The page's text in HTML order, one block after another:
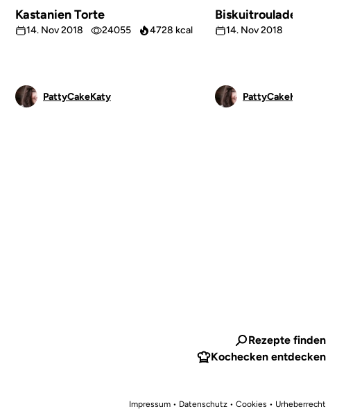
Kastanien Torte
14. Nov 2018 24055 4728 kcal
PattyCakeKaty
Biskuitroulade
14. Nov 2018
PattyCakeKaty
Rezepte finden
Kochecken entdecken
Impressum • Datenschutz • Cookies • Urheberrecht